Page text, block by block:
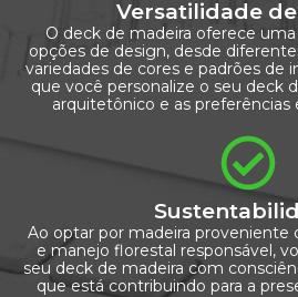
Versatilidade
O deck de madeira oferece
opções de design, desde
variedades de cores e padrões de
que você personalize o seu deck
arquitetônico e as preferências
Ao optar por madeira proveniente
e manejo florestal responsável,
seu deck de madeira com
que está contribuindo para a